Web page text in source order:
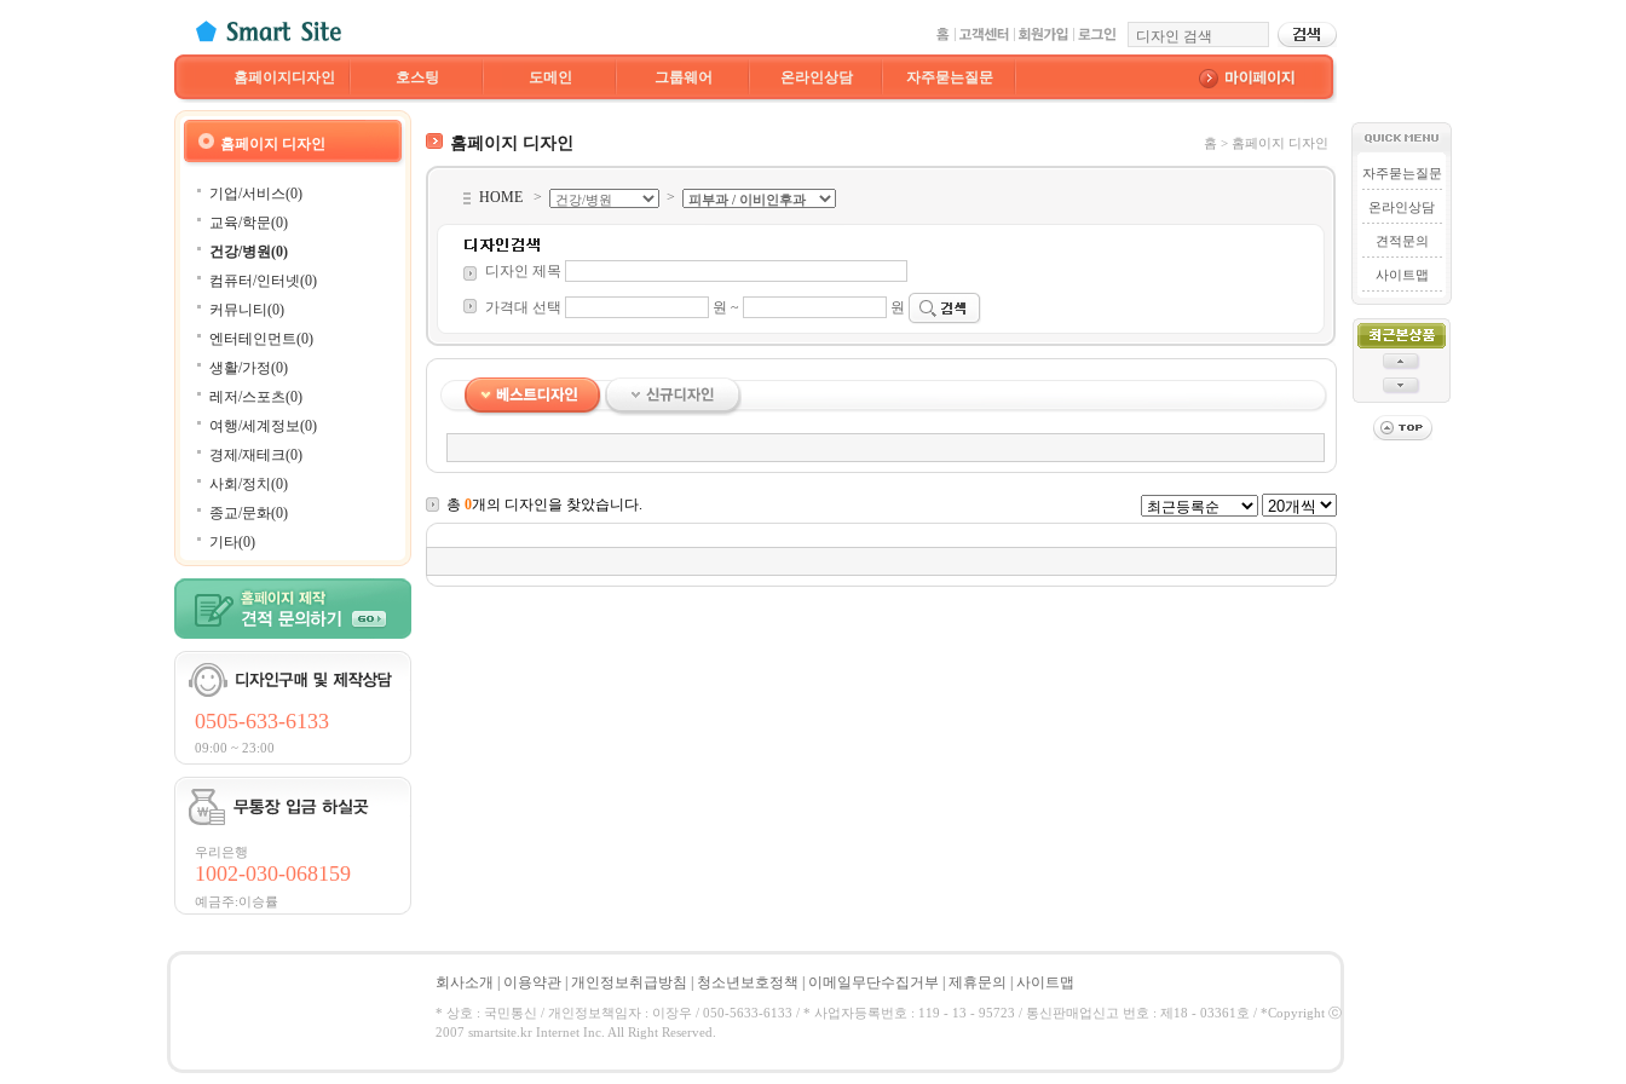
홈페이지디자인 호스팅 도메인 그룹웨어 온라인상담 자주묻는질문
홈페이지 디자인
기업/서비스(0)
교육/학문(0)
건강/병원(0)
컴퓨터/인터넷(0)
커뮤니티(0)
엔터테인먼트(0)
생활/가정(0)
레저/스포츠(0)
여행/세계정보(0)
경제/재테크(0)
사회/정치(0)
종교/문화(0)
기타(0)
0505-633-6133
09:00 ~ 23:00
우리은행
1002-030-068159
예금주:이승률
홈페이지 디자인 홈 > 홈페이지 디자인
HOME > >
디자인 제목
가격대 선택 원 ~ 원
총 0개의 디자인을 찾았습니다.
자주묻는질문
온라인상담
견적문의
사이트맵
회사소개 이용약관 개인정보취급방침 청소년보호정책 이메일무단수집거부 제휴문의 사이트맵
* 상호 : 국민통신 / 개인정보책임자 : 이장우 / 050-5633-6133 / * 사업자등록번호 : 119 - 13 - 95723 / 통신판매업신고 번호 : 제18 - 03361호 / *Copyright ⓒ
2007 smartsite.kr Internet Inc. All Right Reserved.